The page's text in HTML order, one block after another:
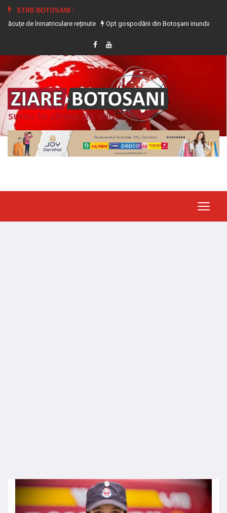
STIRI BOTOSANI :
reținute
Opt gospodării din Botoșani inundate în urma